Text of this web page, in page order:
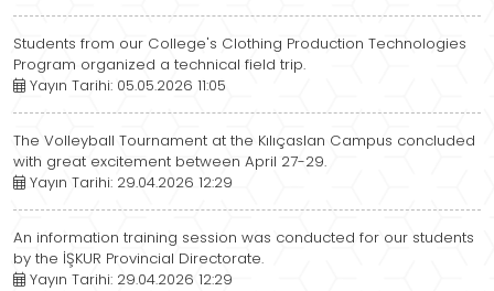
Students from our College's Clothing Production Technologies
Program organized a technical field trip.
Yayın Tarihi: 05.05.2026 11:05
The Volleyball Tournament at the Kılıçaslan Campus concluded
with great excitement between April 27-29.
Yayın Tarihi: 29.04.2026 12:29
An information training session was conducted for our students
by the İŞKUR Provincial Directorate.
Yayın Tarihi: 29.04.2026 12:29